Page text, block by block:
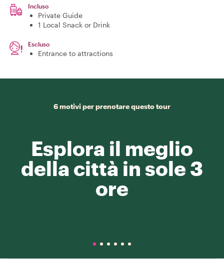
Incluso
Private Guide
1 Local Snack or Drink
Escluso
Entrance to attractions
6 motivi per prenotare questo tour
Esplora il meglio
della città in sole 3
ore